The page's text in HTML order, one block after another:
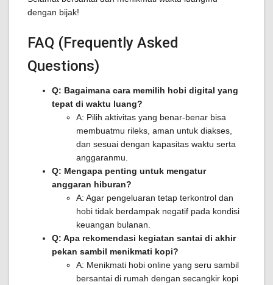
dengan bijak!
FAQ (Frequently Asked
Questions)
Q: Bagaimana cara memilih hobi digital yang
tepat di waktu luang?
A: Pilih aktivitas yang benar-benar bisa
membuatmu rileks, aman untuk diakses,
dan sesuai dengan kapasitas waktu serta
anggaranmu.
Q: Mengapa penting untuk mengatur
anggaran hiburan?
A: Agar pengeluaran tetap terkontrol dan
hobi tidak berdampak negatif pada kondisi
keuangan bulanan.
Q: Apa rekomendasi kegiatan santai di akhir
pekan sambil menikmati kopi?
A: Menikmati hobi online yang seru sambil
bersantai di rumah dengan secangkir kopi